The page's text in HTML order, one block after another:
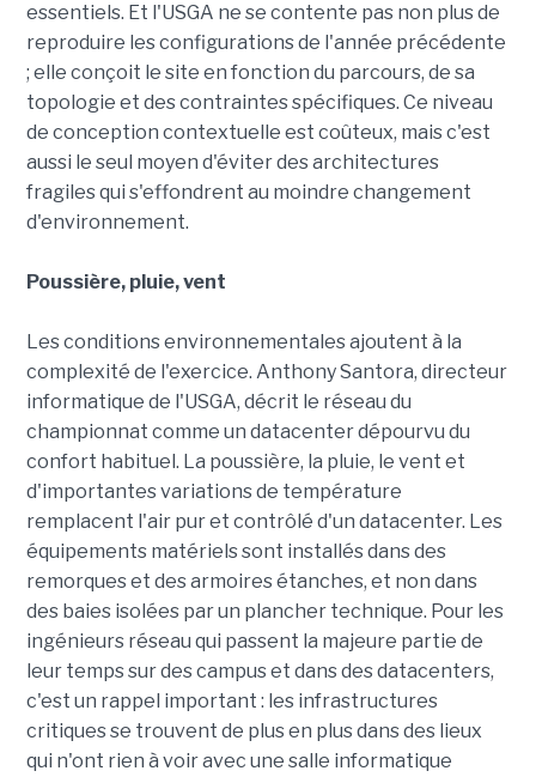
essentiels. Et l'USGA ne se contente pas non plus de
reproduire les configurations de l'année précédente
; elle conçoit le site en fonction du parcours, de sa
topologie et des contraintes spécifiques. Ce niveau
de conception contextuelle est coûteux, mais c'est
aussi le seul moyen d'éviter des architectures
fragiles qui s'effondrent au moindre changement
d'environnement.
Poussière, pluie, vent
Les conditions environnementales ajoutent à la
complexité de l'exercice. Anthony Santora, directeur
informatique de l'USGA, décrit le réseau du
championnat comme un datacenter dépourvu du
confort habituel. La poussière, la pluie, le vent et
d'importantes variations de température
remplacent l'air pur et contrôlé d'un datacenter. Les
équipements matériels sont installés dans des
remorques et des armoires étanches, et non dans
des baies isolées par un plancher technique. Pour les
ingénieurs réseau qui passent la majeure partie de
leur temps sur des campus et dans des datacenters,
c'est un rappel important : les infrastructures
critiques se trouvent de plus en plus dans des lieux
qui n'ont rien à voir avec une salle informatique